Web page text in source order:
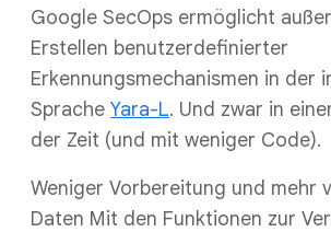
Google SecOps ermöglicht
Erstellen benutzerdefinierter
Erkennungsmechanismen in der
Sprache Yara-L. Und zwar in
der Zeit (und mit weniger Code).
Weniger Vorbereitung und mehr
Daten Mit den Funktionen zur